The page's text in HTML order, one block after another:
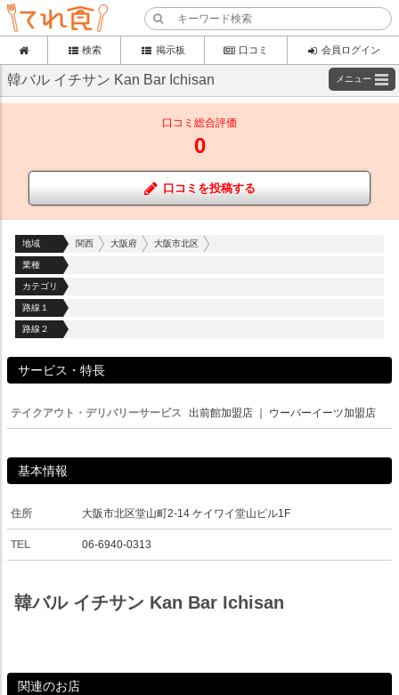
検索 掲示板 口コミ 会員ログイン
韓バル イチサン Kan Bar Ichisan メニュー
口コミ総合評価
0
口コミを投稿する
地域 関西 大阪府 大阪市北区
業種
カテゴリ
路線１
路線２
サービス・特長
テイクアウト・デリバリーサービス 出前館加盟店 ウーバーイーツ加盟店
基本情報
住所 大阪市北区堂山町2-14 ケイワイ堂山ビル1F
TEL 06-6940-0313
韓バル イチサン Kan Bar Ichisan
関連のお店